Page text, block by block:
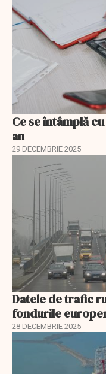
Ce se întâmplă
an
29 DECEMBRIE 2025
Datele de trafic
fondurile
28 DECEMBRIE 2025